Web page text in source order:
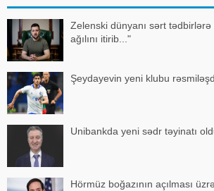
Zelenski dünyanı sərt tədbirlərə
ağılını itirib..."
Şeydayevin yeni klubu
Unibankda yeni sədr təyinatı
Hörmüz boğazının açılması